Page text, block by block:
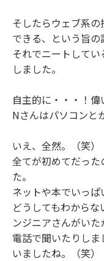
そしたらウェブ系の
できる、という旨の
それでニートして
しました。
自主的に・・・！偉
Nさんはパソコンと
いえ、全然。（笑）
全てが初めてだっ
た。
ネットや本でいっぱ
どうしてもわから
ンジニアさんがいた
電話で聞いたりし
いましたね。（笑）